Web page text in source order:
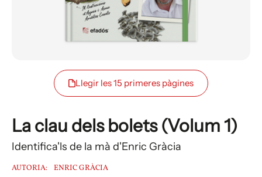
Llegir les 15 primeres pàgines
La clau dels bolets (Volum 1)
Identifica'ls de la mà d'Enric Gràcia
AUTORIA:
ENRIC GRÀCIA